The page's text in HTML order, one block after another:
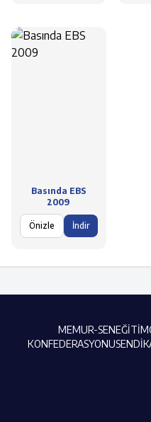
Basında EBS
2009
Önizle İndir
MEMUR-SEN
KONFEDERASYONU